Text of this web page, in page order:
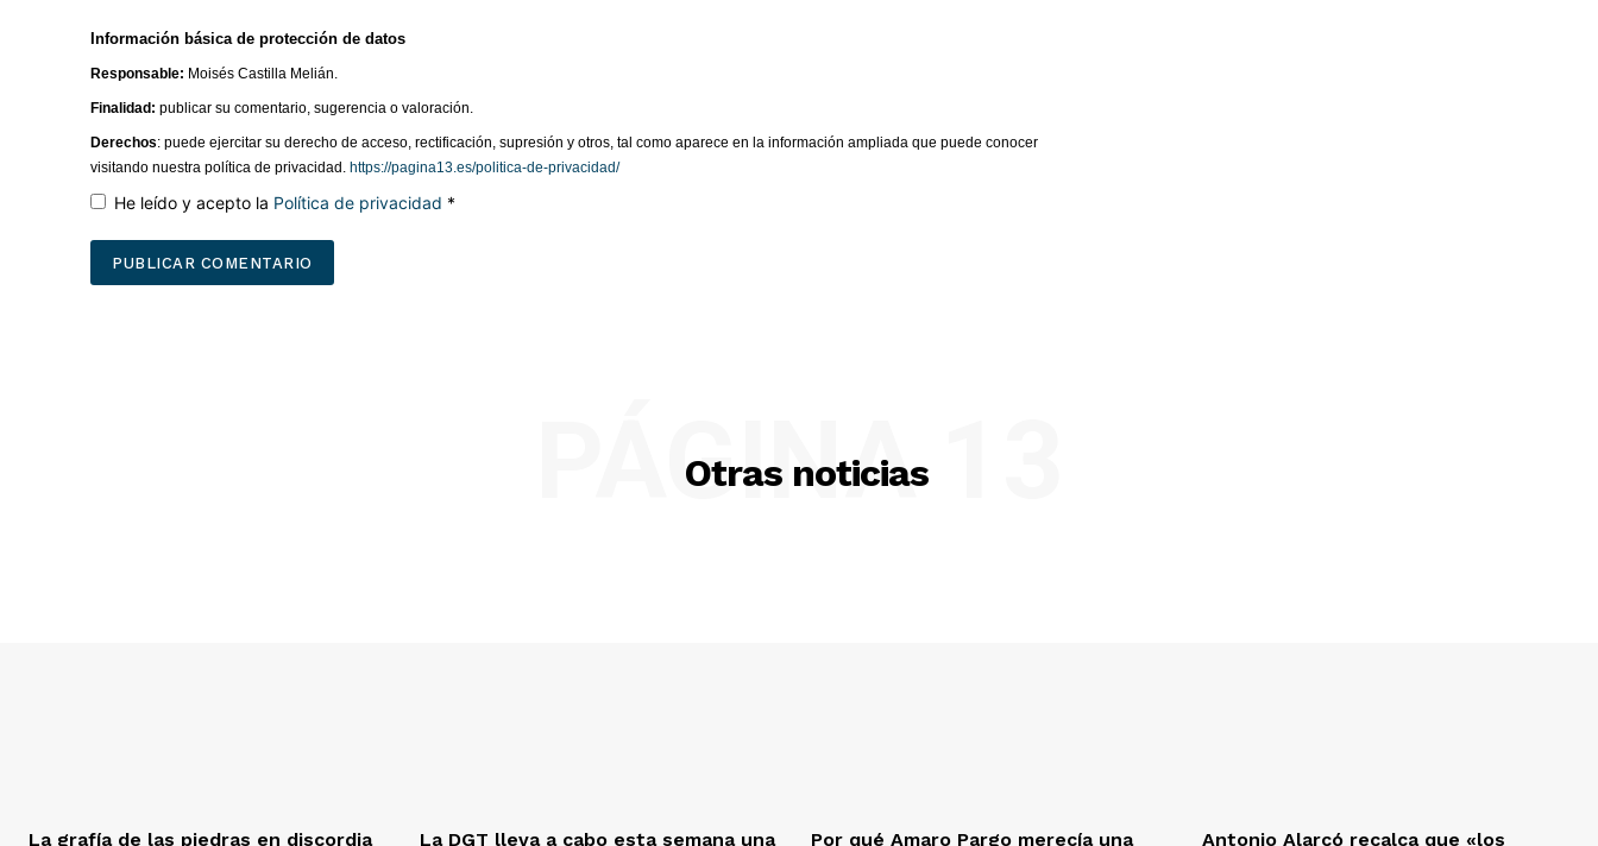
Información básica de protección de datos
Responsable: Moisés Castilla Melián.
Finalidad: publicar su comentario, sugerencia o valoración.
Derechos: puede ejercitar su derecho de acceso, rectificación, supresión y otros, tal como aparece en la información ampliada que puede conocer
visitando nuestra política de privacidad. https://pagina13.es/politica-de-privacidad/
He leído y acepto la Política de privacidad *
Otras noticias
PÁGINA 13
La grafía de las piedras en discordia La DGT lleva a cabo esta semana una Por qué Amaro Pargo merecía una Antonio Alarcó recalca que «los